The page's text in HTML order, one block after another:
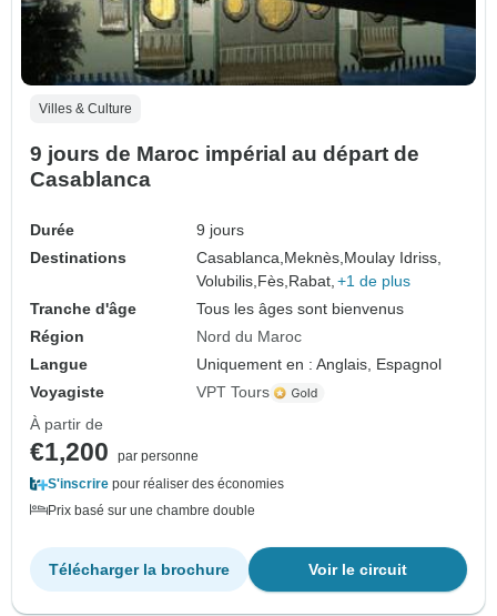
Villes & Culture
9 jours de Maroc impérial au départ de
Casablanca
Durée
9 jours
Destinations
Casablanca,Meknès,Moulay Idriss,
Volubilis,Fès,Rabat, +1 de plus
Tranche d'âge
Tous les âges sont bienvenus
Région
Nord du Maroc
Langue
Uniquement en : Anglais, Espagnol
Voyagiste
VPT Tours
À partir de
€1,200
par personne
S'inscrire pour réaliser des économies
Prix basé sur une chambre double
Voir le circuit
Télécharger la brochure